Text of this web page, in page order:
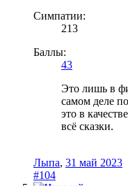
Симпатии:
213
Баллы:
43
Это лишь в
самом деле
это в
всё сказки.
Лыпа, 31 май 2023
#104